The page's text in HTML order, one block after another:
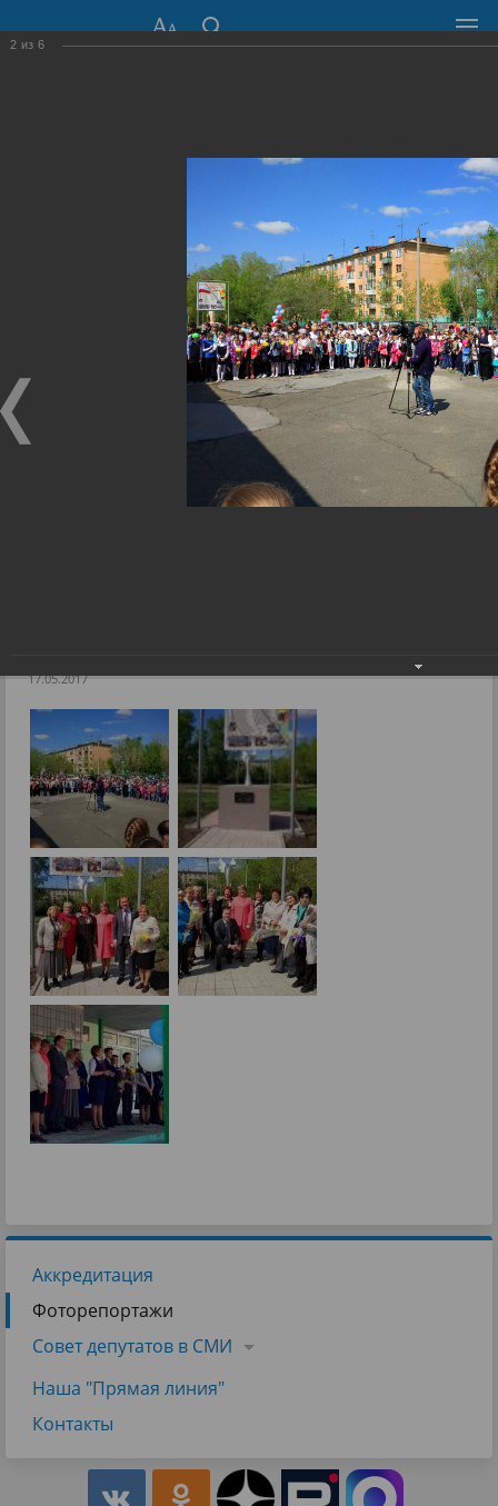
ГОРОДА НОВОСИБИРСКА
630099, г. Новосибирск, Красный проспект, 34
Общественная приемная
Фоторепортажи
›
Ветеранам педагогического труда посвящается...
17.05.2017
Аккредитация
Фоторепортажи
Совет депутатов в СМИ
Наша "Прямая линия"
Контакты
2 из 6